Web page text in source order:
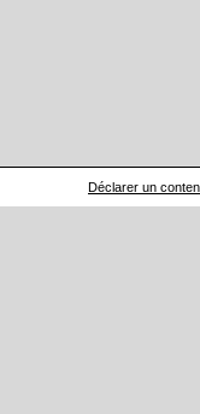
Déclarer un